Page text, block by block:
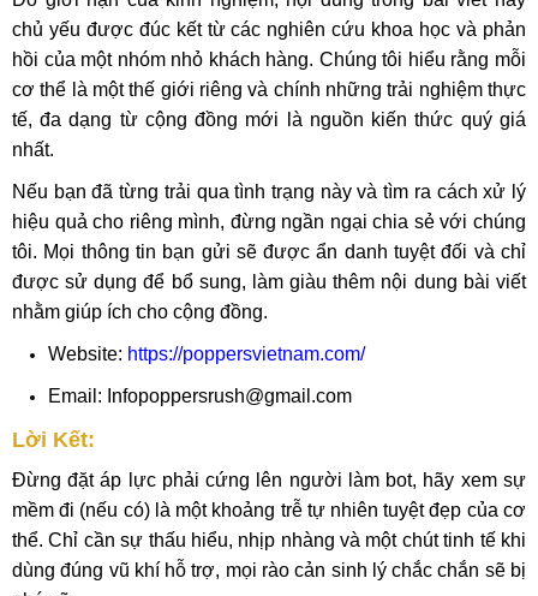
chủ yếu được đúc kết từ các nghiên cứu khoa học và phản
hồi của một nhóm nhỏ khách hàng. Chúng tôi hiểu rằng mỗi
cơ thể là một thế giới riêng và chính những trải nghiệm thực
tế, đa dạng từ cộng đồng mới là nguồn kiến thức quý giá
nhất.
Nếu bạn đã từng trải qua tình trạng này và tìm ra cách xử lý
hiệu quả cho riêng mình, đừng ngần ngại chia sẻ với chúng
tôi. Mọi thông tin bạn gửi sẽ được ẩn danh tuyệt đối và chỉ
được sử dụng để bổ sung, làm giàu thêm nội dung bài viết
nhằm giúp ích cho cộng đồng.
Website: https://poppersvietnam.com/
Email: Infopoppersrush@gmail.com
Lời Kết:
Đừng đặt áp lực phải cứng lên người làm bot, hãy xem sự
mềm đi (nếu có) là một khoảng trễ tự nhiên tuyệt đẹp của cơ
thể. Chỉ cần sự thấu hiểu, nhịp nhàng và một chút tinh tế khi
dùng đúng vũ khí hỗ trợ, mọi rào cản sinh lý chắc chắn sẽ bị